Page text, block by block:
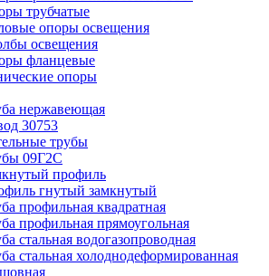
трубчатые
опоры освещения
освещения
фланцевые
опоры
нержавеющая
30753
трубы
09Г2С
профиль
гнутый замкнутый
профильная квадратная
профильная прямоугольная
стальная водогазопроводная
стальная холоднодеформированная